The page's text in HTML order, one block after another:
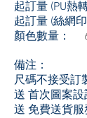
起訂量
起訂量 (絲
顏色數量：
備注：
尺碼不接受訂
送 首次圖案設
送 免費送貨服